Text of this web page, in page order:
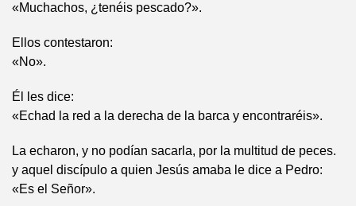
«Muchachos, ¿tenéis pescado?».
Ellos contestaron:
«No».
Él les dice:
«Echad la red a la derecha de la barca y encontraréis».
La echaron, y no podían sacarla, por la multitud de peces.
y aquel discípulo a quien Jesús amaba le dice a Pedro:
«Es el Señor».